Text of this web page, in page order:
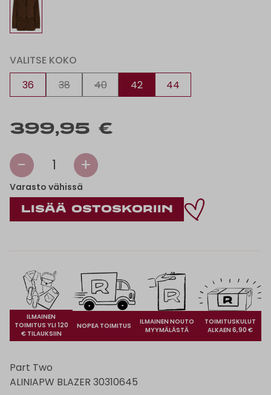
VALITSE KOKO
36
38 40 42 44
399,95 €
- 1 +
Varasto vähissä
ILMAINEN
TOIMITUS YLI 120
€ TILAUKSIIN
NOPEA TOIMITUS
ILMAINEN NOUTO
MYYMÄLÄSTÄ
TOIMITUSKULUT
ALKAEN 6,90 €
Part Two
ALINIAPW BLAZER 30310645